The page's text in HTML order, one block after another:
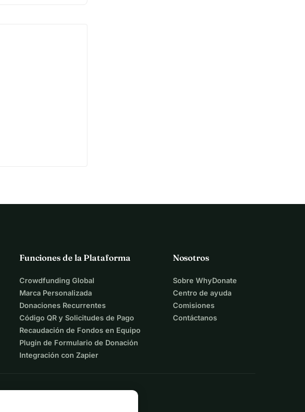
Funciones de la Plataforma
Crowdfunding Global
Marca Personalizada
Donaciones Recurrentes
Código QR y Solicitudes de Pago
Recaudación de Fondos en Equipo
Plugin de Formulario de Donación
Integración con Zapier
Nosotros
Sobre WhyDonate
Centro de ayuda
Comisiones
Contáctanos